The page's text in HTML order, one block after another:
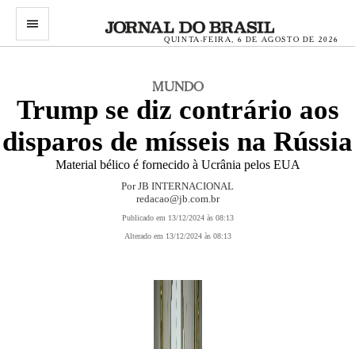
menu
QUINTA-FEIRA, 6 DE AGOSTO DE 2026
MUNDO
Trump se diz contrário aos
disparos de mísseis na Rússia
Material bélico é fornecido à Ucrânia pelos EUA
Por JB INTERNACIONAL
redacao@jb.com.br
Publicado em 13/12/2024 às 08:13
Alterado em 13/12/2024 às 08:13